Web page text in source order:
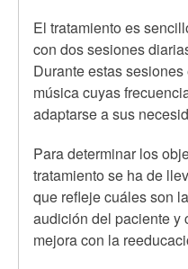
El tratamiento es
con dos sesiones
Durante estas
música cuyas
adaptarse a sus
Para determinar los
tratamiento se ha de
que refleje cuáles son
audición del paciente
mejora con la